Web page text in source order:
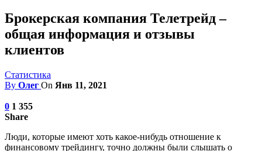
Брокерская компания Телетрейд –
общая информация и отзывы
клиентов
Статистика
By Олег On Янв 11, 2021
0 1 355
Share
Люди, которые имеют хоть какое-нибудь отношение к
финансовому трейдингу, точно должны были слышать о